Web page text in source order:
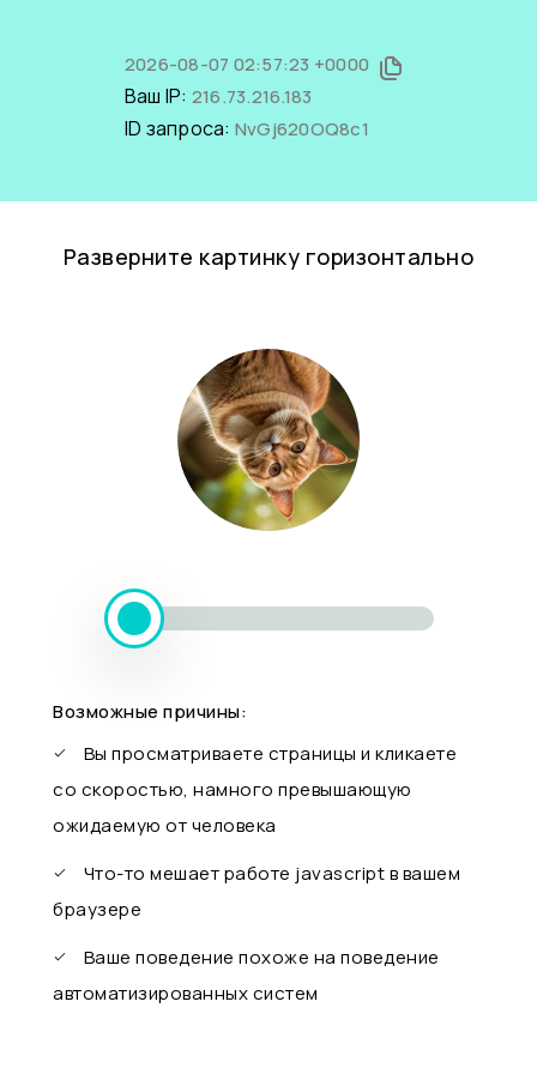
2026-08-07 02:57:23 +0000
Ваш IP: 216.73.216.183
ID запроса: NvGj620OQ8c1
Разверните картинку горизонтально
Возможные причины:
Вы просматриваете страницы и кликаете
со скоростью, намного превышающую
ожидаемую от человека
Что-то мешает работе javascript в вашем
браузере
Ваше поведение похоже на поведение
автоматизированных систем